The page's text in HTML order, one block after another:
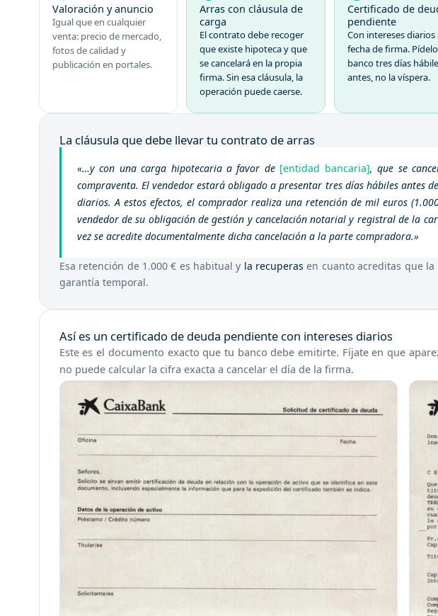
Valoración y anuncio
Igual que en cualquier
venta: precio de mercado,
fotos de calidad y
publicación en portales.
Arras con cláusula de
carga
El contrato debe recoger
que existe hipoteca y que
se cancelará en la propia
firma. Sin esa cláusula, la
operación puede caerse.
Certificado de
pendiente
Con intereses diarios
fecha de firma.
banco tres días
antes, no la víspera.
La cláusula que debe llevar tu contrato de arras
«…y con una carga hipotecaria a favor de [entidad bancaria], que se
compraventa. El vendedor estará obligado a presentar tres días hábiles antes
diarios. A estos efectos, el comprador realiza una retención de mil euros
vendedor de su obligación de gestión y cancelación notarial y registral de la
vez se acredite documentalmente dicha cancelación a la parte compradora.»
Esa retención de 1.000 € es habitual y la recuperas en cuanto acreditas que la
garantía temporal.
Así es un certificado de deuda pendiente con intereses diarios
Este es el documento exacto que tu banco debe emitirte. Fíjate en que
no puede calcular la cifra exacta a cancelar el día de la firma.